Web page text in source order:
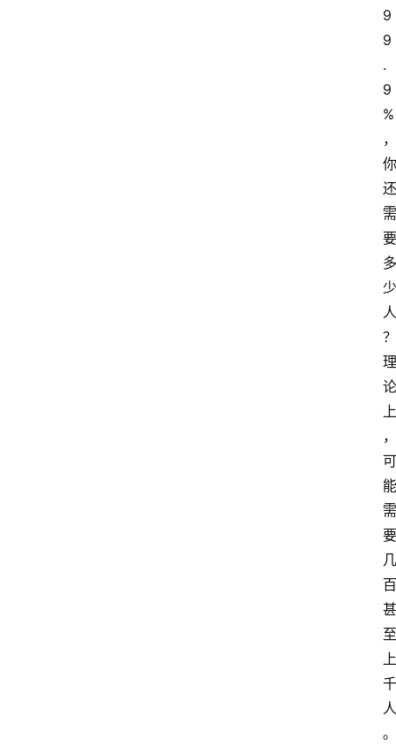
9
9
.
9
%
，
你
还
需
要
多
少
人
？
理
论
上
，
可
能
需
要
几
百
甚
至
上
千
人
。